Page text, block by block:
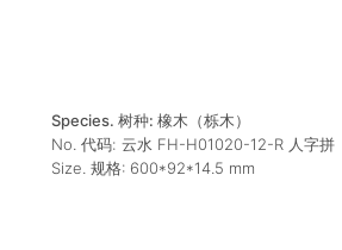
Species. 树种: 橡木（栎木）
No. 代码: 云水 FH-H01020-12-R 人字拼
Size. 规格: 600*92*14.5 mm